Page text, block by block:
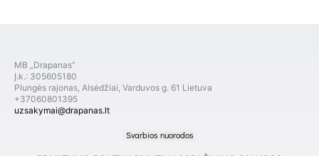
MB „Drapanas”
Į.k.: 305605180
Plungės rajonas, Alsėdžiai, Varduvos g. 61 Lietuva
+37060801395
uzsakymai@drapanas.lt
Svarbios nuorodos